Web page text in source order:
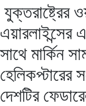
যুক্তরাষ্ট্রের
এয়ারলাইন্সের
সাথে মার্কিন
হেলিকপ্টারের
দেশটির